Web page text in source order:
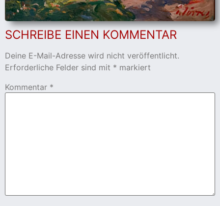
SCHREIBE EINEN KOMMENTAR
Deine E-Mail-Adresse wird nicht veröffentlicht.
Erforderliche Felder sind mit * markiert
Kommentar *